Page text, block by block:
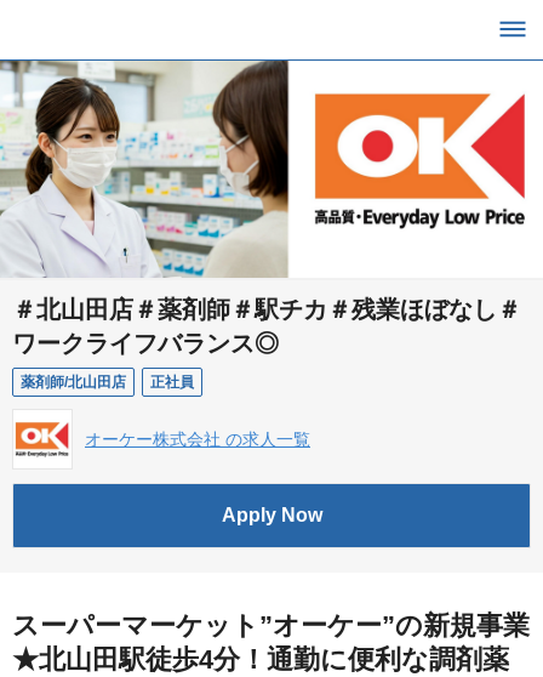
＃北山田店＃薬剤師＃駅チカ＃残業ほぼなし＃
ワークライフバランス◎
薬剤師/北山田店 正社員
オーケー株式会社 の求人一覧
Apply Now
スーパーマーケット”オーケー”の新規事業
★北山田駅徒歩4分！通勤に便利な調剤薬